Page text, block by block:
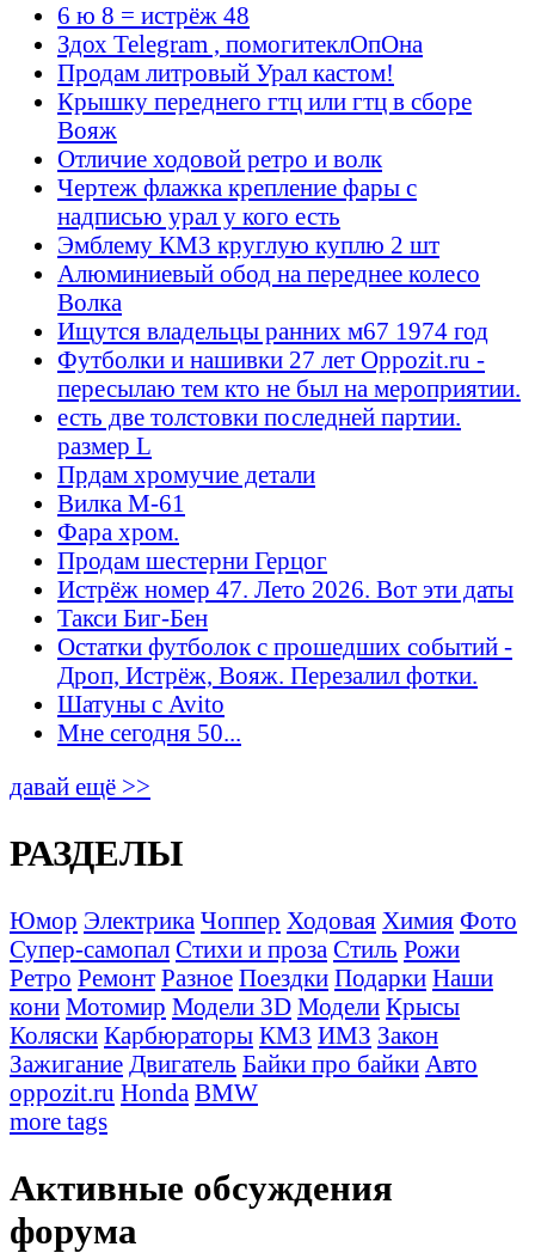
6 ю 8 = истрёж 48
Здох Telegram , помогитеклОпОна
Продам литровый Урал кастом!
Крышку переднего гтц или гтц в сборе
Вояж
Отличие ходовой ретро и волк
Чертеж флажка крепление фары с
надписью урал у кого есть
Эмблему КМЗ круглую куплю 2 шт
Алюминиевый обод на переднее колесо
Волка
Ищутся владельцы ранних м67 1974 год
Футболки и нашивки 27 лет Oppozit.ru -
пересылаю тем кто не был на мероприятии.
есть две толстовки последней партии.
размер L
Прдам хромучие детали
Вилка М-61
Фара хром.
Продам шестерни Герцог
Истрёж номер 47. Лето 2026. Вот эти даты
Такси Биг-Бен
Остатки футболок с прошедших событий -
Дроп, Истрёж, Вояж. Перезалил фотки.
Шатуны с Avito
Мне сегодня 50...
давай ещё >>
РАЗДЕЛЫ
Юмор Электрика Чоппер Ходовая Химия Фото
Супер-самопал Стихи и проза Стиль Рожи
Ретро Ремонт Разное Поездки Подарки Наши
кони Мотомир Модели 3D Модели Крысы
Коляски Карбюраторы КМЗ ИМЗ Закон
Зажигание Двигатель Байки про байки Авто
oppozit.ru Honda BMW
more tags
Активные обсуждения
форума